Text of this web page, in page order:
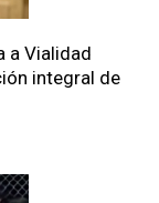
a Vialidad
integral de